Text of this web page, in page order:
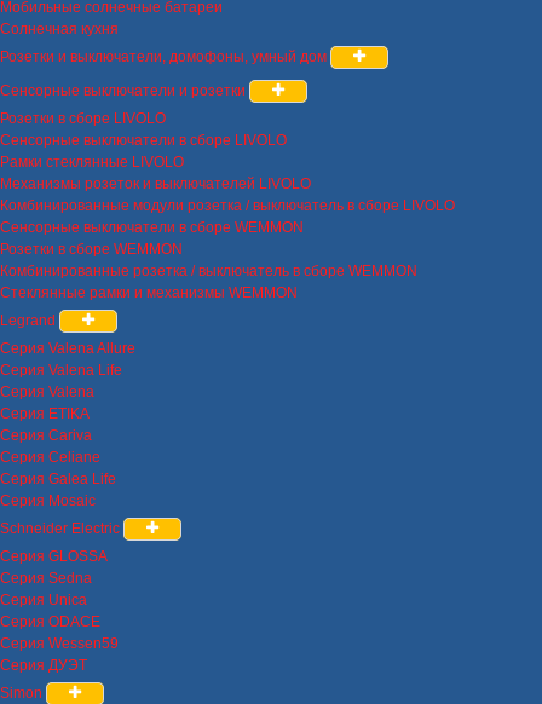
Мобильные солнечные батареи
Солнечная кухня
Розетки и выключатели, домофоны, умный дом
Сенсорные выключатели и розетки
Розетки в сборе LIVOLO
Сенсорные выключатели в сборе LIVOLO
Рамки стеклянные LIVOLO
Механизмы розеток и выключателей LIVOLO
Комбинированные модули розетка / выключатель в сборе LIVOLO
Сенсорные выключатели в сборе WEMMON
Розетки в сборе WEMMON
Комбинированные розетка / выключатель в сборе WEMMON
Стеклянные рамки и механизмы WEMMON
Legrand
Серия Valena Allure
Серия Valena Life
Серия Valena
Серия ETIKA
Серия Cariva
Серия Celiane
Серия Galea Life
Серия Mosaic
Schneider Electric
Серия GLOSSA
Серия Sedna
Серия Unica
Серия ODACE
Серия Wessen59
Серия ДУЭТ
Simon